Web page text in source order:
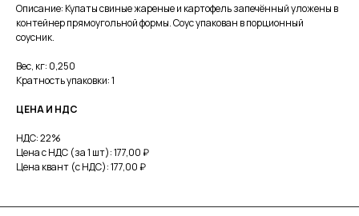
Описание: Купаты свиные жареные и картофель запечённый уложены в
контейнер прямоугольной формы. Соус упакован в порционный
соусник.
Вес, кг: 0,250
Кратность упаковки: 1
ЦЕНА И НДС
НДС: 22%
Цена с НДС (за 1 шт): 177,00 ₽
Цена квант (с НДС): 177,00 ₽